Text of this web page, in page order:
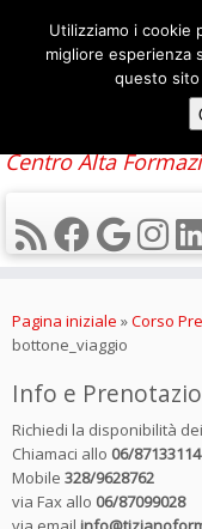
contenuto
Centro Alta
Pagina iniziale »Corso
bottone_viaggio
Info e
Richiedi la disponibilità
Chiamaci allo 06/87133114
Mobile 328/9628762
via Fax allo 06/87099028
Utilizziamo i cookie
migliore esperienza
questo